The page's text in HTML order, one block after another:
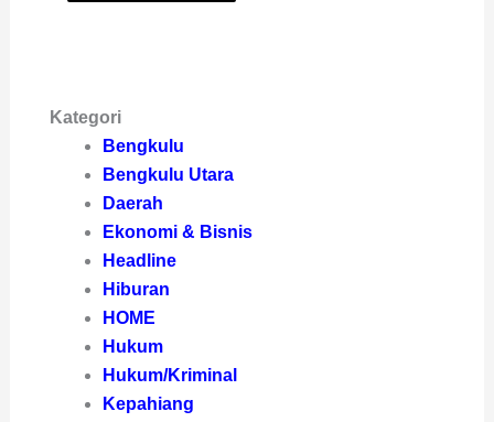
Kategori
Bengkulu
Bengkulu Utara
Daerah
Ekonomi & Bisnis
Headline
Hiburan
HOME
Hukum
Hukum/Kriminal
Kepahiang